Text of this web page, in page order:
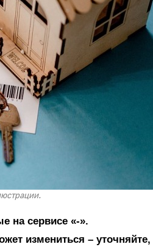
на сервисе «-».
измениться – уточняйте,